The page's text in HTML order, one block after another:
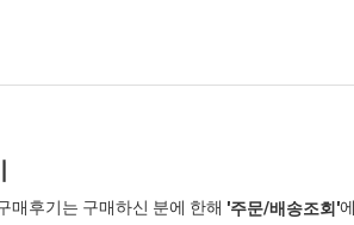
매후기는 구매하신 분에 한해 '주문/배송조회'